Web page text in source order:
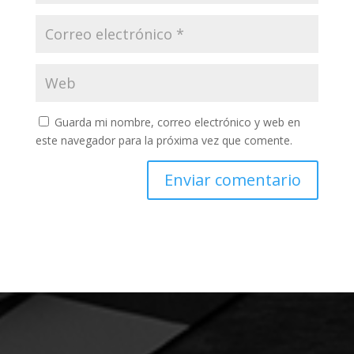
Guarda mi nombre, correo electrónico y web en
este navegador para la próxima vez que comente.